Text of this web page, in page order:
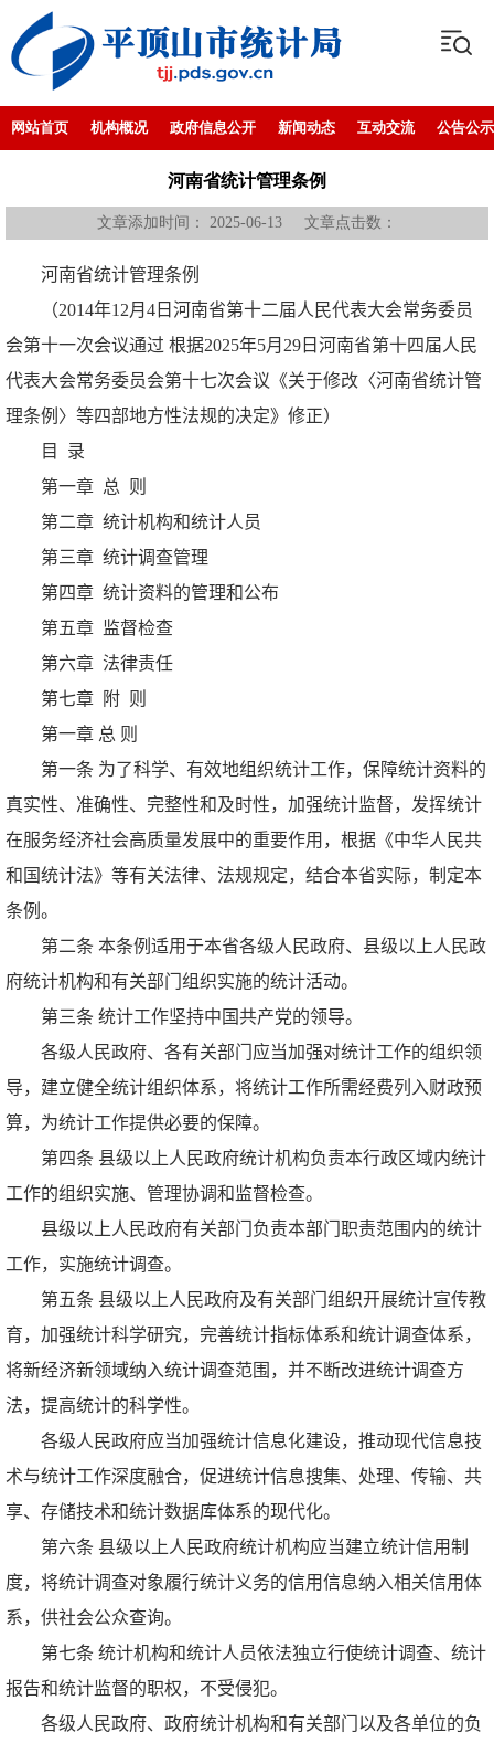
网站首页 机构概况 政府信息公开 新闻动态 互动交流 公告公示
河南省统计管理条例
文章添加时间： 2025-06-13 文章点击数：
河南省统计管理条例
（2014年12月4日河南省第十二届人民代表大会常务委员
会第十一次会议通过 根据2025年5月29日河南省第十四届人民
代表大会常务委员会第十七次会议《关于修改〈河南省统计管
理条例〉等四部地方性法规的决定》修正）
目 录
第一章 总 则
第二章 统计机构和统计人员
第三章 统计调查管理
第四章 统计资料的管理和公布
第五章 监督检查
第六章 法律责任
第七章 附 则
第一章 总 则
第一条 为了科学、有效地组织统计工作，保障统计资料的
真实性、准确性、完整性和及时性，加强统计监督，发挥统计
在服务经济社会高质量发展中的重要作用，根据《中华人民共
和国统计法》等有关法律、法规规定，结合本省实际，制定本
条例。
第二条 本条例适用于本省各级人民政府、县级以上人民政
府统计机构和有关部门组织实施的统计活动。
第三条 统计工作坚持中国共产党的领导。
各级人民政府、各有关部门应当加强对统计工作的组织领
导，建立健全统计组织体系，将统计工作所需经费列入财政预
算，为统计工作提供必要的保障。
第四条 县级以上人民政府统计机构负责本行政区域内统计
工作的组织实施、管理协调和监督检查。
县级以上人民政府有关部门负责本部门职责范围内的统计
工作，实施统计调查。
第五条 县级以上人民政府及有关部门组织开展统计宣传教
育，加强统计科学研究，完善统计指标体系和统计调查体系，
将新经济新领域纳入统计调查范围，并不断改进统计调查方
法，提高统计的科学性。
各级人民政府应当加强统计信息化建设，推动现代信息技
术与统计工作深度融合，促进统计信息搜集、处理、传输、共
享、存储技术和统计数据库体系的现代化。
第六条 县级以上人民政府统计机构应当建立统计信用制
度，将统计调查对象履行统计义务的信用信息纳入相关信用体
系，供社会公众查询。
第七条 统计机构和统计人员依法独立行使统计调查、统计
报告和统计监督的职权，不受侵犯。
各级人民政府、政府统计机构和有关部门以及各单位的负